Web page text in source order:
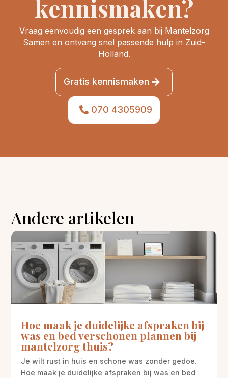
kennismaken?
Vraag eenvoudig een gesprek aan bij Mantelzorg
Samen en ontvang snel passende hulp in Zuid-
Holland.
Gratis kennismaken
070 4305909
Andere artikelen
Hoe maak je duidelijke afspraken bij
was en bed verschonen plannen bij
mantelzorg thuis?
Je wilt rust in huis en schone was zonder gedoe.
Hoe maak je duidelijke afspraken bij was en bed